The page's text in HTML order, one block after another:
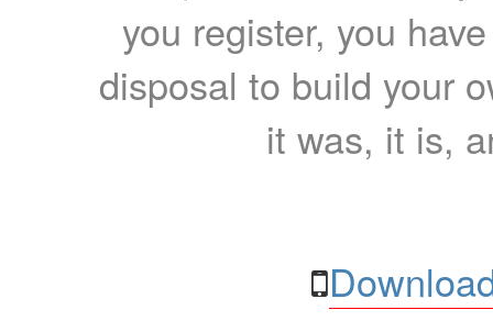
you register, you
disposal to build your
it was, it is,